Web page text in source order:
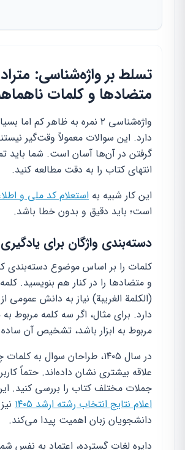
تسلط بر واژه‌شناسی:
متضادها و کلمات
واژه‌شناسی ۲ نمره به ظاهر کم اما
دارد. این سوالات معمولاً وقت‌گیر
گرفتن در آن‌ها آسان است. شما باید
انتهای کتاب را به دقت مطالعه کنید.
این کار شبیه به استعلام کد ملی و
است؛ باید دقیق و بدون خطا باشد.
دسته‌بندی واژگان برای یادگیری
کلمات را بر اساس موضوع دسته‌بندی
و متضادها را در کنار هم بنویسید.
(الکلمة الغریبة) نیاز به دانش عمومی
دارد. برای مثال، اگر سه کلمه مربوط
مربوط به ابزار باشد، تشخیص آن
در سال ۱۴۰۵، طراحان سوال به
علاقه بیشتری نشان داده‌اند. حتماً
جملات مختلف کتاب را بررسی کنید.
اعلام نتایج انتخاب رشته ارشد ۱۴۰۵
دانشجویان زبان اهمیت پیدا می‌کند.
دایره لغات گسترده، اعتماد به نفس